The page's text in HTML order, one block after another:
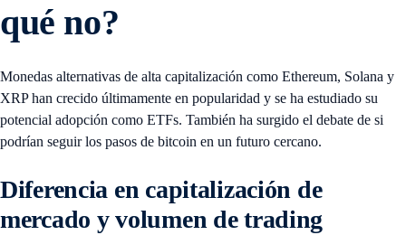
qué no?
Monedas alternativas de alta capitalización como Ethereum, Solana y
XRP han crecido últimamente en popularidad y se ha estudiado su
potencial adopción como ETFs. También ha surgido el debate de si
podrían seguir los pasos de bitcoin en un futuro cercano.
Diferencia en capitalización de
mercado y volumen de trading